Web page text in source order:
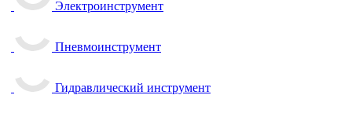
Электроинструмент
Пневмоинструмент
Гидравлический инструмент